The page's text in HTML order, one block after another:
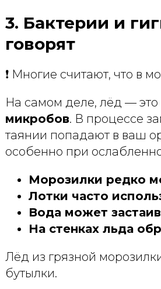
3. Бактерии и
говорят
❗ Многие считают, что в
На самом деле, лёд — это
микробов. В процессе
таянии попадают в ваш
особенно при
Морозилки редко
Лотки часто
Вода может
На стенках льда
Лёд из грязной
бутылки.